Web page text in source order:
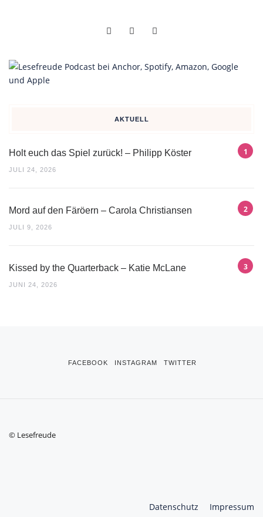
AKTUELL
Holt euch das Spiel zurück! – Philipp Köster
JULI 24, 2026
Mord auf den Färöern – Carola Christiansen
JULI 9, 2026
Kissed by the Quarterback – Katie McLane
JUNI 24, 2026
FACEBOOK INSTAGRAM TWITTER
© Lesefreude
Datenschutz Impressum